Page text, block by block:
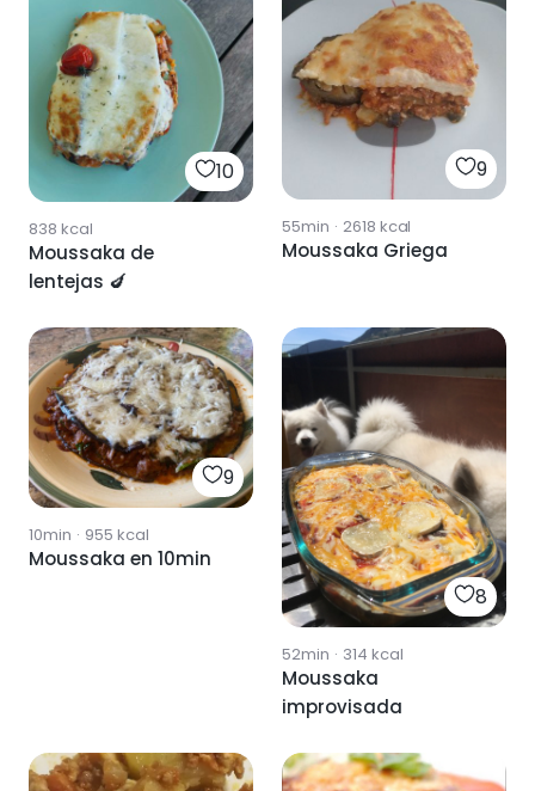
10
838 kcal
Moussaka de
lentejas 🍆
9
55min · 2618 kcal
Moussaka Griega
9
10min · 955 kcal
Moussaka en 10min
8
52min · 314 kcal
Moussaka
improvisada